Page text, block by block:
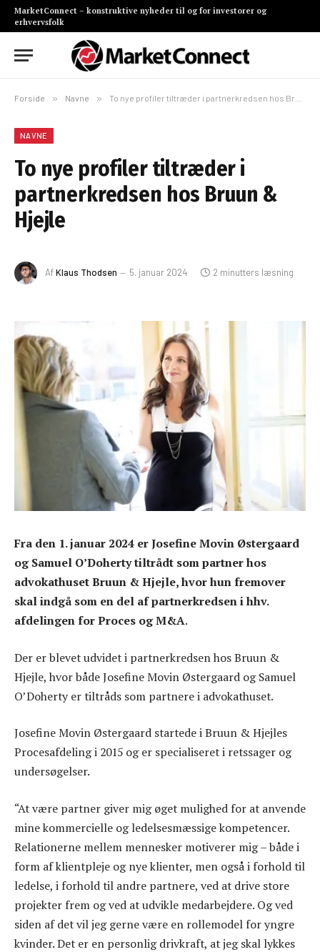
MarketConnect – konstruktive nyheder til og for investorer og
erhvervsfolk
Forside » Navne » To nye profiler tiltræder i partnerkredsen hos Bruun & Hjejle
NAVNE
To nye profiler tiltræder i
partnerkredsen hos Bruun &
Hjejle
AfKlaus Thodsen 5. januar 2024 2 minutters læsning
Fra den 1. januar 2024 er Josefine Movin Østergaard
og Samuel O’Doherty tiltrådt som partner hos
advokathuset Bruun & Hjejle, hvor hun fremover
skal indgå som en del af partnerkredsen i hhv.
afdelingen for Proces og M&A.
Der er blevet udvidet i partnerkredsen hos Bruun &
Hjejle, hvor både Josefine Movin Østergaard og Samuel
O’Doherty er tiltråds som partnere i advokathuset.
Josefine Movin Østergaard startede i Bruun & Hjejles
Procesafdeling i 2015 og er specialiseret i retssager og
undersøgelser.
“At være partner giver mig øget mulighed for at anvende
mine kommercielle og ledelsesmæssige kompetencer.
Relationerne mellem mennesker motiverer mig – både i
form af klientpleje og nye klienter, men også i forhold til
ledelse, i forhold til andre partnere, ved at drive store
projekter frem og ved at udvikle medarbejdere. Og ved
siden af det vil jeg gerne være en rollemodel for yngre
kvinder. Det er en personlig drivkraft, at jeg skal lykkes